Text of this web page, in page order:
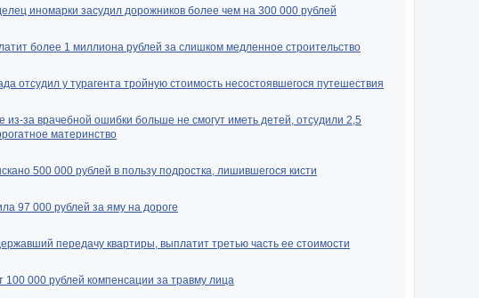
иномарки засудил дорожников более чем на 300 000 рублей
более 1 миллиона рублей за слишком медленное строительство
отсудил у турагента тройную стоимость несостоявшегося путешествия
из-за врачебной ошибки больше не смогут иметь детей, отсудили 2,5
материнство
500 000 рублей в пользу подростка, лишившегося кисти
97 000 рублей за яму на дороге
передачу квартиры, выплатит третью часть ее стоимости
100 000 рублей компенсации за травму лица